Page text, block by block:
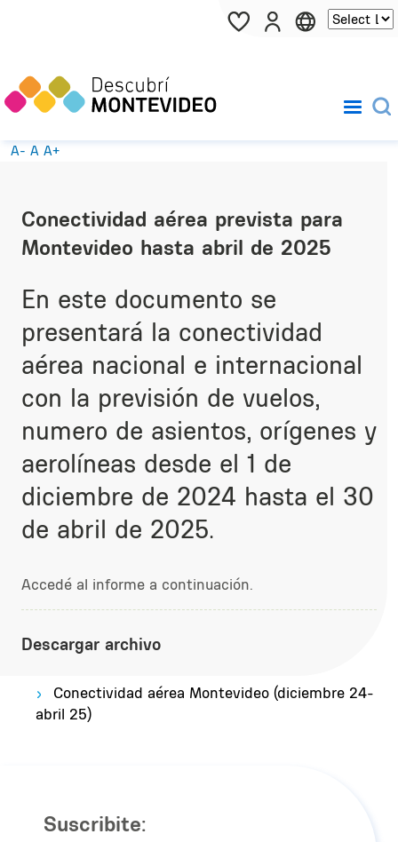
Pasar al contenido principal
A- A A+
Conectividad aérea prevista para
Montevideo hasta abril de 2025
En este documento se
presentará la conectividad
aérea nacional e internacional
con la previsión de vuelos,
numero de asientos, orígenes y
aerolíneas desde el 1 de
diciembre de 2024 hasta el 30
de abril de 2025.
Accedé al informe a continuación.
Descargar archivo
Conectividad aérea Montevideo (diciembre 24-
abril 25)
Suscribite: